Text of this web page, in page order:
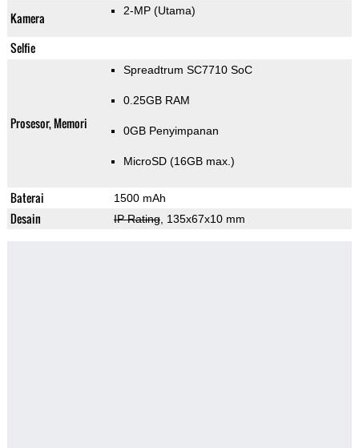
Kamera 2-MP (Utama)
Selfie
Prosesor, Memori
Spreadtrum SC7710 SoC
0.25GB RAM
0GB Penyimpanan
MicroSD (16GB max.)
Baterai 1500 mAh
Desain IP Rating, 135x67x10 mm